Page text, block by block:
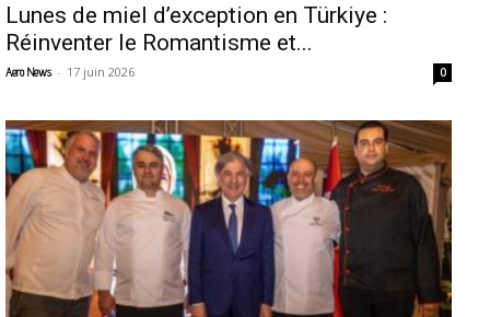
Lunes de miel d’exception en Türkiye :
Réinventer le Romantisme et...
Aero News - 17 juin 2026 0